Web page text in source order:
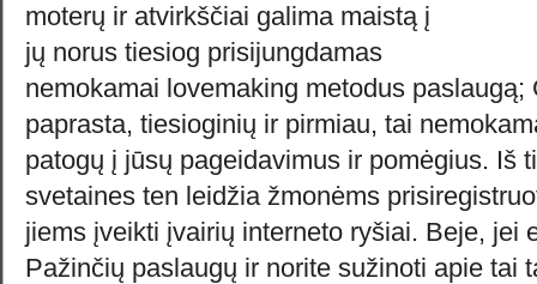
moterų ir atvirkščiai galima maistą į
jų norus tiesiog prisijungdamas
nemokamai lovemaking metodus paslaugą;
paprasta, tiesioginių ir pirmiau, tai
patogų į jūsų pageidavimus ir pomėgius. Iš
svetaines ten leidžia žmonėms
jiems įveikti įvairių interneto ryšiai. Beje, jei
Pažinčių paslaugų ir norite sužinoti apie tai